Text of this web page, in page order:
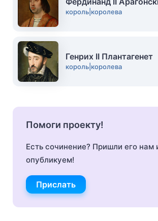
король|королева
Генрих II Плантагенет
король|королева
Помоги проекту!
Есть сочинение? Пришли его нам
опубликуем!
Прислать